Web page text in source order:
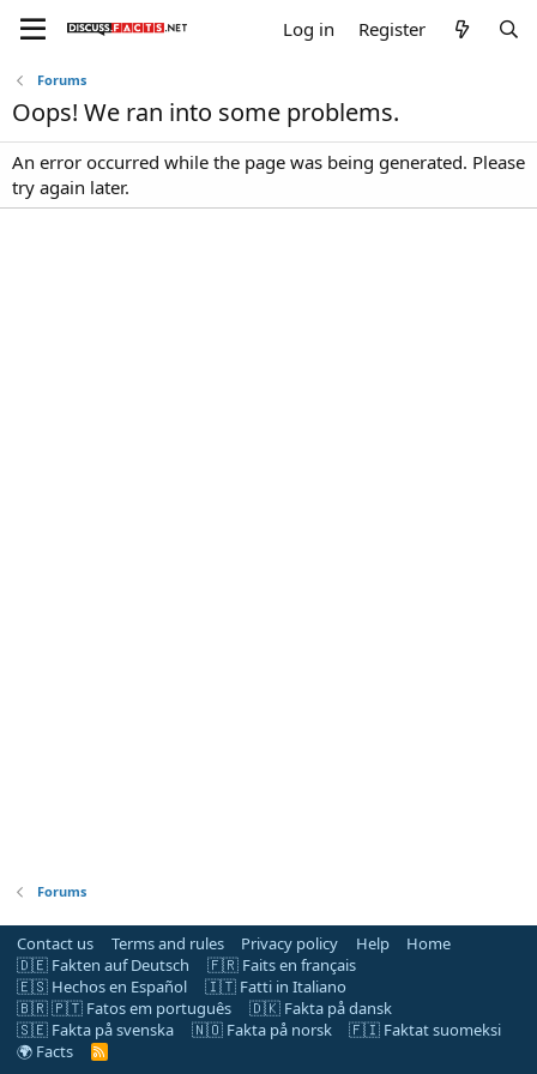
Log in Register
Forums
Oops! We ran into some problems.
An error occurred while the page was being generated. Please
try again later.
Forums
Contact us Terms and rules Privacy policy Help
Home
🇩🇪 Fakten auf Deutsch
🇫🇷 Faits en français
🇪🇸 Hechos en Español
🇮🇹 Fatti in Italiano
🇧🇷 🇵🇹 Fatos em português
🇩🇰 Fakta på dansk
🇸🇪 Fakta på svenska
🇳🇴 Fakta på norsk
🇫🇮 Faktat suomeksi
🌍 Facts
R